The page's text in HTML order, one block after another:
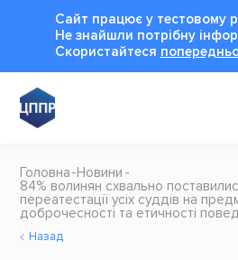
Сайт працює у тестовому
Не знайшли потрібну
Cкористайтеся
Головна Новини
84% волинян схвально
переатестації усіх суддів на
доброчесності та етичності
Назад